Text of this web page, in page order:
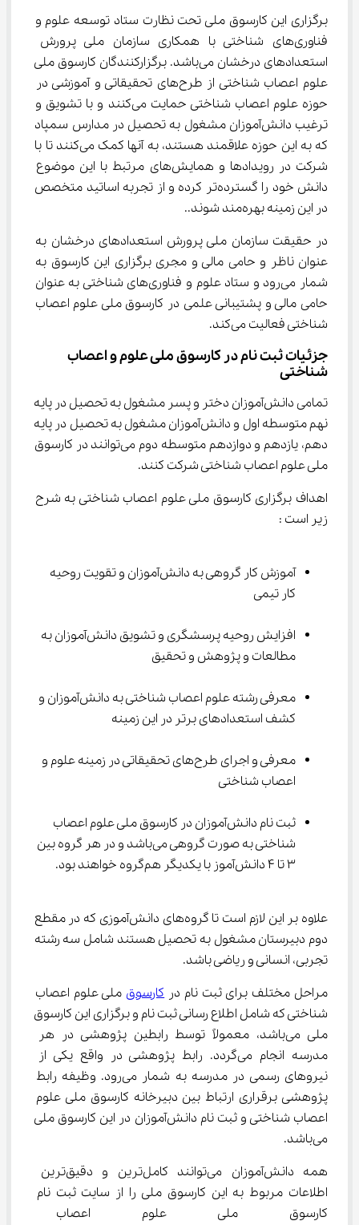
برگزاری این کارسوق ملی تحت نظارت ستاد توسعه علوم و
فناوری‌های شناختی با همکاری سازمان ملی پرورش
استعدادهای درخشان می‌باشد. برگزارکنندگان کارسوق ملی
علوم اعصاب شناختی از طرح‌های تحقیقاتی و آموزشی در
حوزه علوم اعصاب شناختی حمایت می‌کنند و با تشویق و
ترغیب دانش‌آموزان مشغول به تحصیل در مدارس سمپاد
که به این حوزه علاقمند هستند، به آنها کمک می‌کنند تا با
شرکت در رویدادها و همایش‌های مرتبط با این موضوع
دانش خود را گسترده‌تر کرده و از تجربه اساتید متخصص
در این زمینه بهره‌مند شوند..
در حقیقت سازمان ملی پرورش استعدادهای درخشان به
عنوان ناظر و حامی مالی و مجری برگزاری این کارسوق به
شمار می‌رود و ستاد علوم و فناوری‌های شناختی به عنوان
حامی مالی و پشتیبانی علمی در کارسوق ملی علوم اعصاب
شناختی فعالیت می‌کند.
جزئیات ثبت نام در کارسوق ملی علوم و اعصاب
شناختی
تمامی دانش‌آموزان دختر و پسر مشغول به تحصیل در پایه
نهم متوسطه اول و دانش‌آموزان مشغول به تحصیل در پایه
دهم، یازدهم و دوازدهم متوسطه دوم می‌توانند در کارسوق
ملی علوم اعصاب شناختی شرکت کنند.
اهداف برگزاری کارسوق ملی علوم اعصاب شناختی به شرح
زیر است :
آموزش کار گروهی به دانش‌آموزان و تقویت روحیه
کار تیمی
افزایش روحیه پرسشگری و تشویق دانش‌آموزان به
مطالعات و پژوهش و تحقیق
معرفی رشته علوم اعصاب شناختی به دانش‌آموزان و
کشف استعدادهای برتر در این زمینه
معرفی و اجرای طرح‌های تحقیقاتی در زمینه علوم و
اعصاب شناختی
ثبت نام دانش‌آموزان در کارسوق ملی علوم اعصاب
شناختی به صورت گروهی می‌باشد و در هر گروه بین
۳ تا ۴ دانش‌آموز با یکدیگر هم‌گروه خواهند بود.
علاوه بر این لازم است تا گروه‌های دانش‌آموزی که در مقطع
دوم دبیرستان مشغول به تحصیل هستند شامل سه رشته
تجربی، انسانی و ریاضی باشد.
مراحل مختلف برای ثبت نام در کارسوق ملی علوم اعصاب
شناختی که شامل اطلاع رسانی ثبت نام و برگزاری این کارسوق
ملی می‌باشد، معمولاً توسط رابطین پژوهشی در هر
مدرسه انجام می‌گردد. رابط پژوهشی در واقع یکی از
نیروهای رسمی در مدرسه به شمار می‌رود. وظیفه رابط
پژوهشی برقراری ارتباط بین دبیرخانه کارسوق ملی علوم
اعصاب شناختی و ثبت نام دانش‌آموزان در این کارسوق ملی
می‌باشد.
همه دانش‌آموزان می‌توانند کامل‌ترین و دقیق‌ترین
اطلاعات مربوط به این کارسوق ملی را از سایت ثبت نام
کارسوق ملی علوم اعصاب